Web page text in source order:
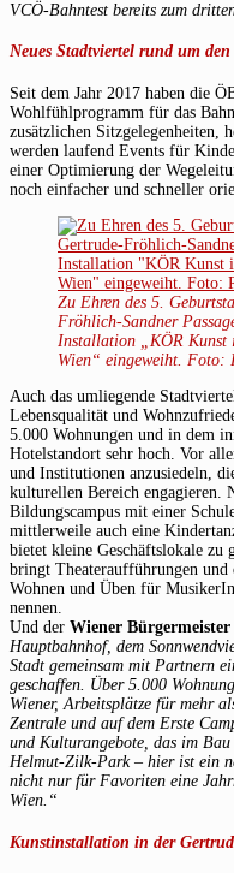
VCÖ-Bahntest bereits zum
Neues Stadtviertel rund um
Seit dem Jahr 2017 haben die
Wohlfühlprogramm für das
zusätzlichen Sitzgelegenheiten,
werden laufend Events für
einer Optimierung der
noch einfacher und schneller
Zu Ehren des 5.
Fröhlich-Sandner
Installation „KÖR Kunst
Wien“ eingeweiht. Foto:
Auch das umliegende
Lebensqualität und
5.000 Wohnungen und in dem
Hotelstandort sehr hoch. Vor
und Institutionen anzusiedeln,
kulturellen Bereich engagieren.
Bildungscampus mit einer
mittlerweile auch eine
bietet kleine Geschäftslokale zu
bringt Theateraufführungen und
Wohnen und Üben für
nennen.
Und der Wiener
Hauptbahnhof, dem
Stadt gemeinsam mit Partnern
geschaffen. Über 5.000
Wiener, Arbeitsplätze für mehr
Zentrale und auf dem Erste
und Kulturangebote, das im
Helmut-Zilk-Park – hier ist ein
nicht nur für Favoriten eine
Wien.“
Kunstinstallation in der